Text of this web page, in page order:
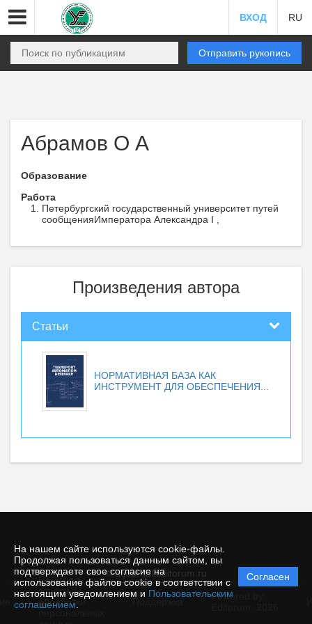
На нашем сайте используются cookie-файлы.
Продолжая пользоваться данным сайтом, вы
подтверждаете свое согласие на
использование файлов cookie в соответствии с
настоящим уведомлением и Пользовательским
соглашением
Согласен
ВХОД RU
Отправить рукопись
Абрамов О А
Образование
Работа
Петербургский государственный университет путей
сообщенияИмператора Александра I ,
Произведения автора
Статьи
НОРМАТИВНАЯ БАЗА КАК
ИНСТРУМЕНТ ДЛЯ ОБЕСПЕЧЕНИЯ...
© atjournal.editorum.ru
Политика
защиты и
обработки
Powered by